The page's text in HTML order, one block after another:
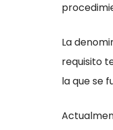
La
requisito
la que se